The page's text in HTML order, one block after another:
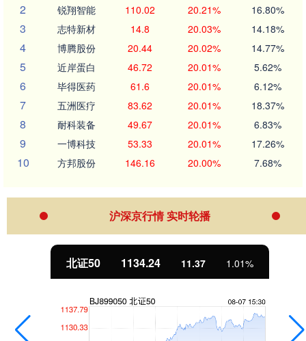
2 锐翔智能 110.02 20.21% 16.80%
3 志特新材 14.8 20.03% 14.18%
4 博腾股份 20.44 20.02% 14.77%
5 近岸蛋白 46.72 20.01% 5.62%
6 毕得医药 61.6 20.01% 6.12%
7 五洲医疗 83.62 20.01% 18.37%
8 耐科装备 49.67 20.01% 6.83%
9 一博科技 53.33 20.01% 17.26%
10 方邦股份 146.16 20.00% 7.68%
沪深京行情 实时轮播
北证50 1134.24 11.37 1.01%